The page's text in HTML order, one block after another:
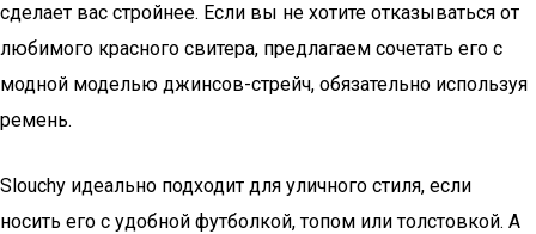
сделает вас стройнее. Если вы не хотите отказываться от
любимого красного свитера, предлагаем сочетать его с
модной моделью джинсов-стрейч, обязательно используя
ремень.
Slouchy идеально подходит для уличного стиля, если
носить его с удобной футболкой, топом или толстовкой. А